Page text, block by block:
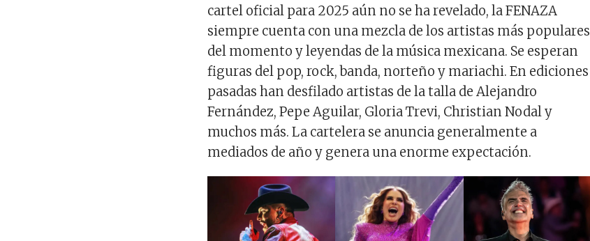
cartel oficial para 2025 aún no se ha revelado, la FENAZA
siempre cuenta con una mezcla de los artistas más populares
del momento y leyendas de la música mexicana. Se esperan
figuras del pop, rock, banda, norteño y mariachi. En ediciones
pasadas han desfilado artistas de la talla de Alejandro
Fernández, Pepe Aguilar, Gloria Trevi, Christian Nodal y
muchos más. La cartelera se anuncia generalmente a
mediados de año y genera una enorme expectación.